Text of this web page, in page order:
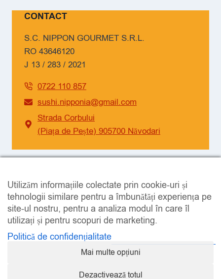
CONTACT
S.C. NIPPON GOURMET S.R.L.
RO 43646120
J 13 / 283 / 2021
0722 110 857
sushi.nipponia@gmail.com
Strada Corbului
(Piața de Pește) 905700 Năvodari
Facebook
Instagram
Utilizăm informațiile colectate prin cookie-uri și
tehnologii similare pentru a îmbunătăți experiența pe
site-ul nostru, pentru a analiza modul în care îl
utilizați și pentru scopuri de marketing.
Politică de confidențialitate
Mai multe opțiuni
Dezactivează totul